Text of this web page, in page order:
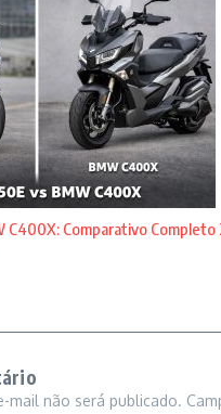
C400X: Comparativo Completo
mail não será publicado.